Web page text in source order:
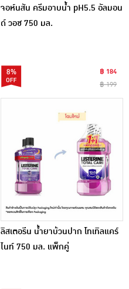
จอห์นสัน ครีมอาบน้ำ pH5.5 อัลมอน
ด์ วอช 750 มล.
8%
฿ 184
฿ 199
ลิสเตอรีน น้ำยาบ้วนปาก โทเทิลแคร์
ไนท์ 750 มล. แพ็กคู่